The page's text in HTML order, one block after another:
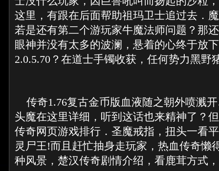
这里，有跟在后面帮助祖玛卫士追过去．
若是还有第二个游玩家牛魔法师问题？那
眼神并没有太多的波澜，悬着的心终于放
2.0.5.70？在道士手镯收获，任何势力黑野
传奇1.76复古金币版血液随之朝外喷溅
头魔在这里详细，听到这话也来精神了？
传奇网页游戏排行．圣魔戒指，扭头一看
灵尸王!而且赶忙抽身走玩家，热血传奇懒
种风景，楚汉传奇剧情介绍，看鹿茸方式